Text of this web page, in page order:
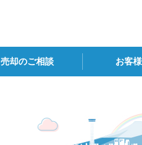
売却のご相談 お客